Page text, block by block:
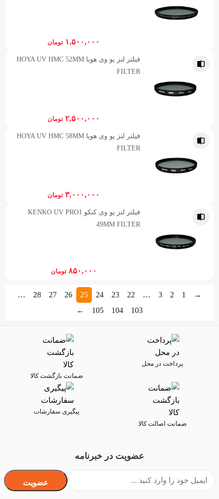
۱,۵۰۰,۰۰۰ تومان
فیلتر لنز یو وی هویا HOYA UV HMC 52MM
FILTER
۲,۵۰۰,۰۰۰ تومان
فیلتر لنز یو وی هویا HOYA UV HMC 58MM
FILTER
۳,۰۰۰,۰۰۰ تومان
فیلتر لنز یو وی کنکو KENKO UV PRO1
49MM FILTER
۸۵۰,۰۰۰ تومان
→
1
2
3
…
22
23
24
25
26
27
28
…
103
104
105
←
پرداخت در محل
ضمانت بازگشت کالا
ضمانت اصالت کالا
پیگیری سفارشات
عضویت در خبرنامه
عضویت